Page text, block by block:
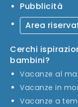
Pubblicità
Area
Cerchi
bambini?
Vacanze al
Vacanze in
Vacanze a